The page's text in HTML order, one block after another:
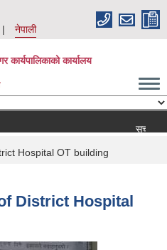
नेपाली
कार्यालय
सूची दर्ता
Hospital OT building
District Hospital